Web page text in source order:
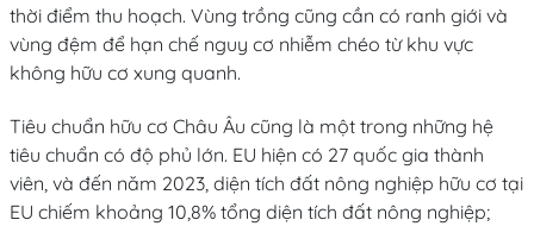
thời điểm thu hoạch. Vùng trồng cũng cần có ranh giới và
vùng đệm để hạn chế nguy cơ nhiễm chéo từ khu vực
không hữu cơ xung quanh.
Tiêu chuẩn hữu cơ Châu Âu cũng là một trong những hệ
tiêu chuẩn có độ phủ lớn. EU hiện có 27 quốc gia thành
viên, và đến năm 2023, diện tích đất nông nghiệp hữu cơ tại
EU chiếm khoảng 10,8% tổng diện tích đất nông nghiệp;